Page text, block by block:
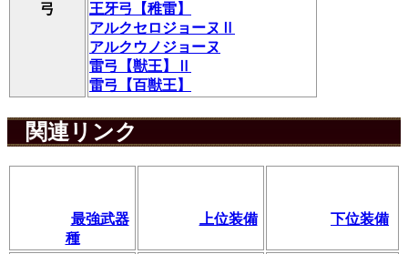
弓
王牙弓【稚雷】
アルクセロジョーヌⅡ
アルクウノジョーヌ
雷弓【獣王】Ⅱ
雷弓【百獣王】
関連リンク
最強武器
種
上位装備 下位装備